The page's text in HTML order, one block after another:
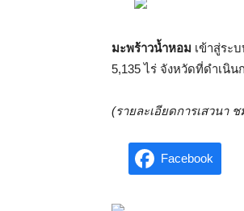
มะพร้าวน้ำหอม เข้าสู่ระ
5,135 ไร่ จังหวัดที่ดำเนิ
(รายละเอียดการเสวนา
Facebook